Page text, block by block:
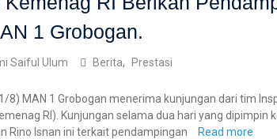
1 Grobogan.
Saiful Ulum Berita, Prestasi
8) MAN 1 Grobogan menerima kunjungan dari tim
RI). Kunjungan selama dua hari yang
Rino Isnan ini terkait pendampingan
Read more